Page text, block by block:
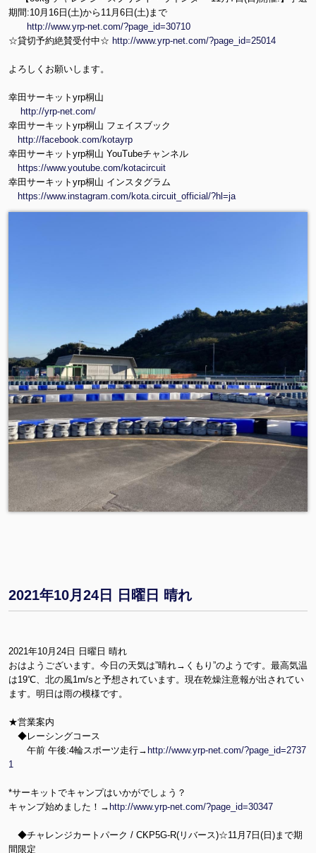
期間:10月16日(土)から11月6日(土)まで
http://www.yrp-net.com/?page_id=30710
☆貸切予約絶賛受付中☆ http://www.yrp-net.com/?page_id=25014
よろしくお願いします。
幸田サーキットyrp桐山
http://yrp-net.com/
幸田サーキットyrp桐山 フェイスブック
http://facebook.com/kotayrp
幸田サーキットyrp桐山 YouTubeチャンネル
https://www.youtube.com/kotacircuit
幸田サーキットyrp桐山 インスタグラム
https://www.instagram.com/kota.circuit_official/?hl=ja
2021年10月24日 日曜日 晴れ
2021年10月24日 日曜日 晴れ
おはようございます。今日の天気は”晴れ→くもり”のようです。最高気温
は19℃、北の風1m/sと予想されています。現在乾燥注意報が出されてい
ます。明日は雨の模様です。
★営業案内
◆レーシングコース
午前 午後:4輪スポーツ走行→ http://www.yrp-net.com/?page_id=2737
1
*サーキットでキャンプはいかがでしょう？
キャンプ始めました！→ http://www.yrp-net.com/?page_id=30347
◆チャレンジカートパーク / CKP5G-R(リバース)☆11月7日(日)まで期
間限定